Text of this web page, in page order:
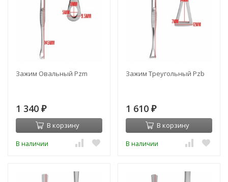
Зажим Овальный Pzm
1 340 ₽
В корзину
В наличии
Зажим Треугольный Pzb
1 610 ₽
В корзину
В наличии